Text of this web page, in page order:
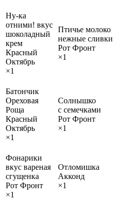
Ну-ка
отними! вкус
шоколадный
крем
Красный
Октябрь
×1
Птичье молоко
нежные сливки
Рот Фронт
×1
Батончик
Ореховая
Роща
Красный
Октябрь
×1
Солнышко
с семечками
Рот Фронт
×1
Фонарики
вкус вареная
сгущенка
Рот Фронт
×1
Отломишка
Акконд
×1